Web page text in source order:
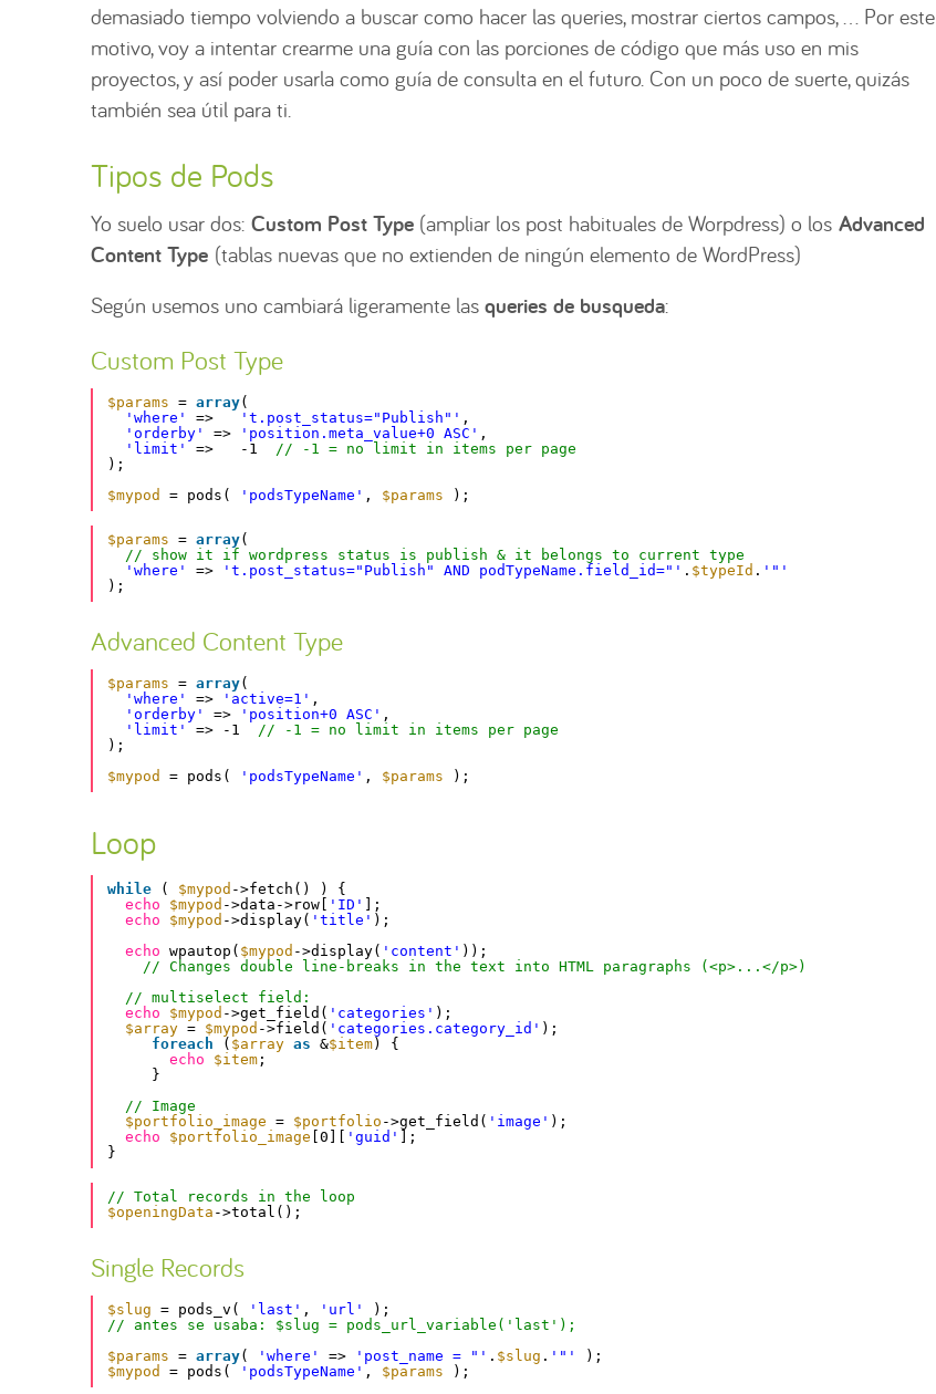
demasiado tiempo volviendo a buscar como hacer las queries, mostrar ciertos campos, … Por este
motivo, voy a intentar crearme una guía con las porciones de código que más uso en mis
proyectos, y así poder usarla como guía de consulta en el futuro. Con un poco de suerte, quizás
también sea útil para ti.
Tipos de Pods
Yo suelo usar dos: Custom Post Type (ampliar los post habituales de Worpdress) o los Advanced
Content Type (tablas nuevas que no extienden de ningún elemento de WordPress)
Según usemos uno cambiará ligeramente las queries de busqueda:
Custom Post Type
$params = array(
'where'
=> 't.post_status="Publish"' ,
'orderby'
=> 'position.meta_value+0 ASC' ,
'limit'
=>   -1 // -1 = no limit in items per page
);
$mypod
= pods( 'podsTypeName' , $params );
$params = array(
// show it if wordpress status is publish & it belongs to current type
'where'
=> 't.post_status="Publish" AND podTypeName.field_id="' . $typeId . '"'
);
Advanced Content Type
$params = array(
'where'
=> 'active=1' ,
'orderby'
=> 'position+0 ASC' ,
'limit'
=> -1 // -1 = no limit in items per page
);
$mypod
= pods( 'podsTypeName' , $params );
Loop
while ( $mypod ->fetch() ) {
echo
$mypod ->data->row[ 'ID'
];
echo
$mypod ->display( 'title' );
echo wpautop( $mypod ->display( 'content' ));
// Changes double line-breaks in the text into HTML paragraphs (<p>...</p>)
// multiselect field:
echo
$mypod ->get_field( 'categories' );
$array = $mypod ->field( 'categories.category_id' );
foreach
( $array as &$item) {
echo
$item ;
}
// Image
$portfolio_image = $portfolio ->get_field( 'image' );
echo
$portfolio_image [0][ 'guid'
];
}
// Total records in the loop
$openingData ->total();
Single Records
$slug = pods_v( 'last' , 'url'
);
// antes se usaba: $slug = pods_url_variable('last');
$params = array( 'where' => 'post_name = "' . $slug . '"'
);
$mypod
= pods( 'podsTypeName' , $params );